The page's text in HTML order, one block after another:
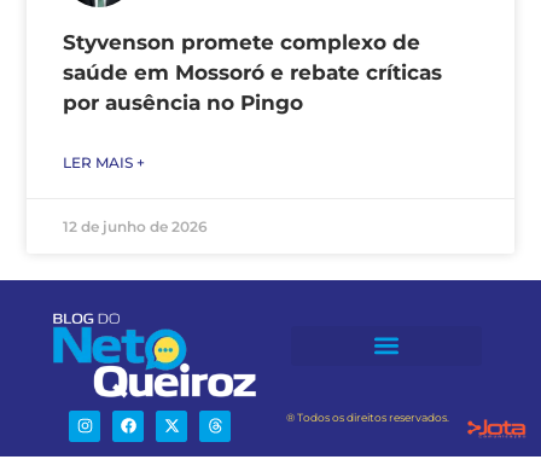
Styvenson promete complexo de
saúde em Mossoró e rebate críticas
por ausência no Pingo
LER MAIS +
12 de junho de 2026
® Todos os direitos reservados.